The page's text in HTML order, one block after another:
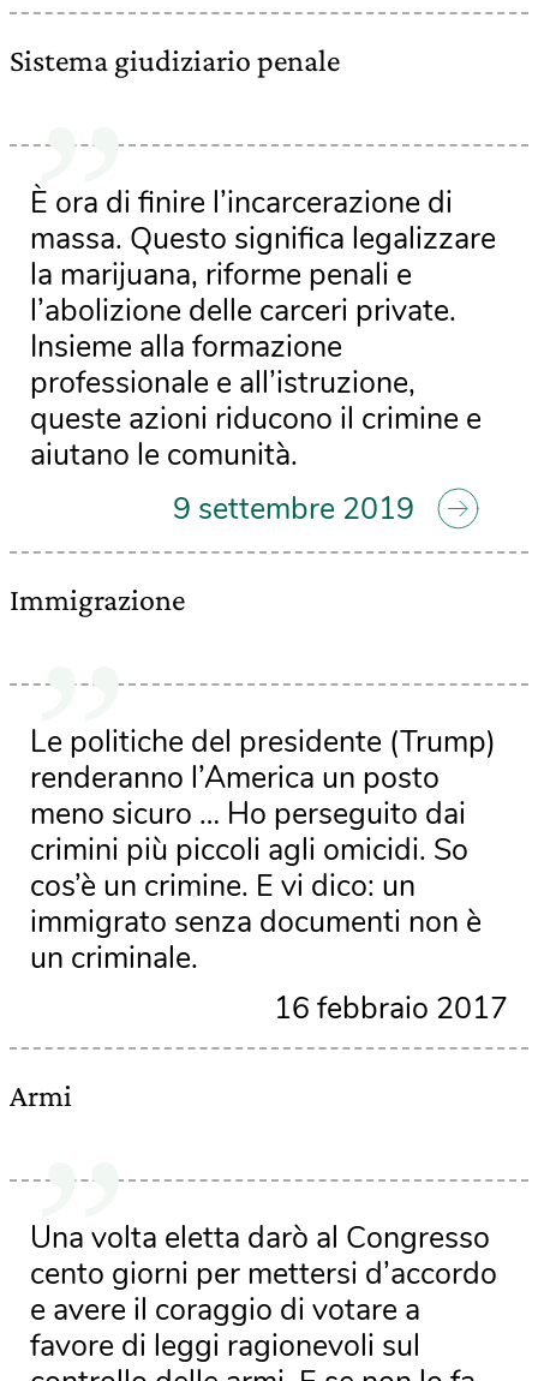
Sistema giudiziario penale
È ora di finire l’incarcerazione di
massa. Questo significa legalizzare
la marijuana, riforme penali e
l’abolizione delle carceri private.
Insieme alla formazione
professionale e all’istruzione,
queste azioni riducono il crimine e
aiutano le comunità.
9 settembre 2019
Immigrazione
Le politiche del presidente (Trump)
renderanno l’America un posto
meno sicuro … Ho perseguito dai
crimini più piccoli agli omicidi. So
cos’è un crimine. E vi dico: un
immigrato senza documenti non è
un criminale.
16 febbraio 2017
Armi
Una volta eletta darò al Congresso
cento giorni per mettersi d’accordo
e avere il coraggio di votare a
favore di leggi ragionevoli sul